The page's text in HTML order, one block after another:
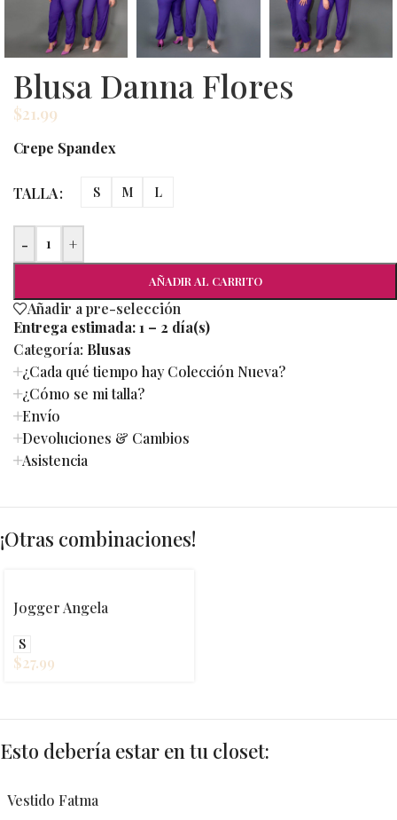
Blusa Danna Flores
$21.99
Crepe Spandex
TALLA S M L
- +
AÑADIR AL CARRITO
Añadir a pre-selección
Entrega estimada:1 – 2 día(s)
Categoría: Blusas
¿Cada qué tiempo hay Colección Nueva?
¿Cómo se mi talla?
Envío
Devoluciones & Cambios
Asistencia
¡Otras combinaciones!
Jogger Angela
S
$27.99
Esto debería estar en tu closet:
Vestido Fatma